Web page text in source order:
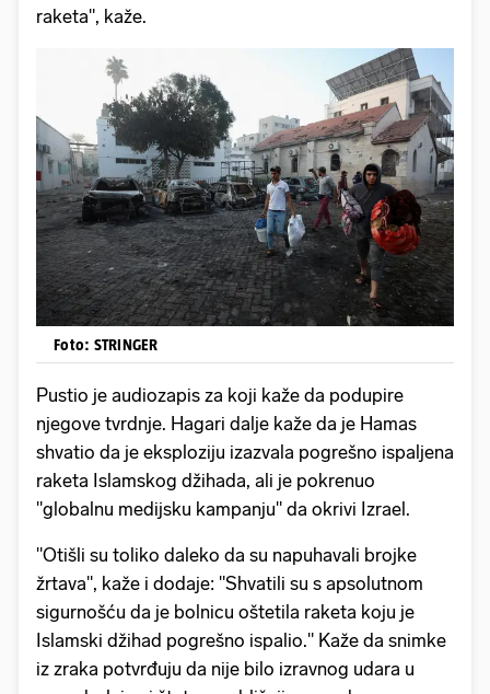
raketa", kaže.
Foto: STRINGER
Pustio je audiozapis za koji kaže da podupire
njegove tvrdnje. Hagari dalje kaže da je Hamas
shvatio da je eksploziju izazvala pogrešno ispaljena
raketa Islamskog džihada, ali je pokrenuo
"globalnu medijsku kampanju" da okrivi Izrael.
"Otišli su toliko daleko da su napuhavali brojke
žrtava", kaže i dodaje: "Shvatili su s apsolutnom
sigurnošću da je bolnicu oštetila raketa koju je
Islamski džihad pogrešno ispalio." Kaže da snimke
iz zraka potvrđuju da nije bilo izravnog udara u